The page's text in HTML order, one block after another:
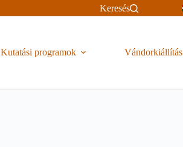
Keresés
Kutatási programok Vándorkiállítás